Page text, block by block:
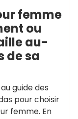
femme
ou
au-
de sa
guide des
pour choisir
femme. En